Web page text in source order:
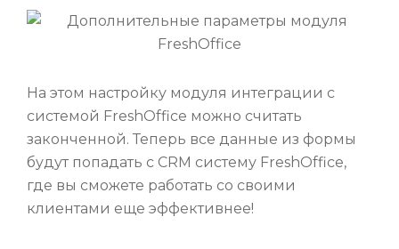
На этом настройку модуля интеграции с
системой FreshOffice можно считать
законченной. Теперь все данные из формы
будут попадать с CRM систему FreshOffice,
где вы сможете работать со своими
клиентами еще эффективнее!